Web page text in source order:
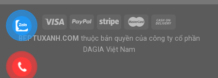
BEPTUXANH.COM thuộc bản quyền của công ty cổ phần
DAGIA Việt Nam